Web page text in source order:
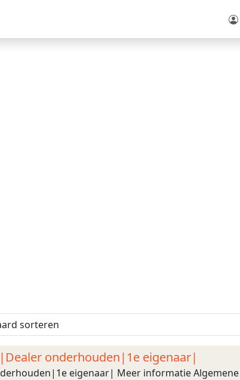
onderhouden|1e eigenaar|
eigenaar| Meer informatie Algemene